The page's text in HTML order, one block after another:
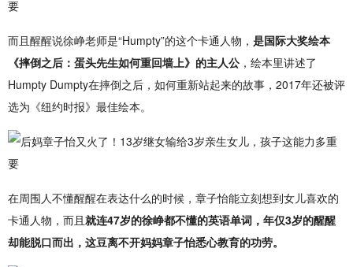
而且醒醒说徐峥老师是“Humpty”的这个卡通人物， 是国际大奖绘本
《摔倒之后：蛋头先生如何重回墙上》的主人公 ，绘本里讲述了
Humpty Dumpty在摔倒之后，如何重新站起来的故事，2017年还被评
选为《纽约时报》最佳绘本。
在周围人不懂醒醒在表达什么的时候，章子怡能立刻想到女儿喜欢的
卡通人物，而且就连47岁的徐峥都不懂的英语单词，年仅3岁的醒醒
却能脱口而出，这豆离不开妈妈章子怡悉心教育的功劳。